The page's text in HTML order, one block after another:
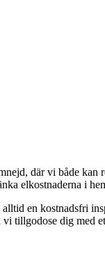
där vi både
elkostnaderna i
en kostnadsfri
tillgodose dig med